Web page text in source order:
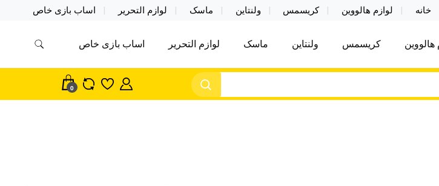
خانه لوازم هالووین کریسمس ولنتاین ماسک لوازم التحریر اساب بازی خاص
کریسمس اکسسوری ماسک
هالووین ولن تاین کادویی کریسمس اکسسوری ماسک در واردات مستقیم
هالووین کریسمس ولنتاین ماسک لوازم التحریر اساب بازی خاص
0